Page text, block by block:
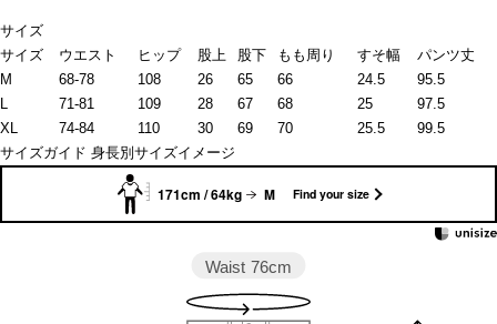
サイズ
サイズ
ウエスト ヒップ 股上 股下 もも周り すそ幅
パンツ丈
M
68-78 108 26 65 66 24.5
95.5
L
71-81 109 28 67 68 25
97.5
XL
74-84 110 30 69 70 25.5
99.5
サイズガイド 身長別サイズイメージ
171cm / 64kg M Find your size
Waist 76cm